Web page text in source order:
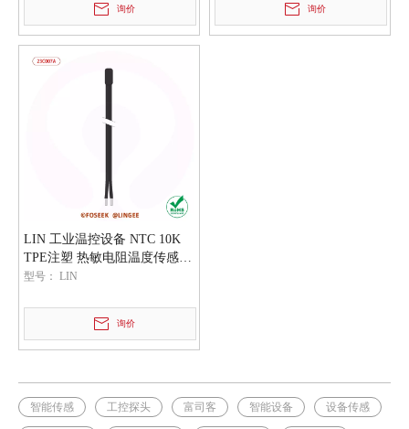
询价 询价
LIN 工业温控设备 NTC 10K
TPE注塑 热敏电阻温度传感器
探头
型号： LIN
询价
智能传感 工控探头 富司客 智能设备 设备传感